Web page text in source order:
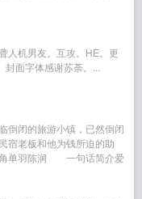
人机男友。互攻。HE。更
封面字体感谢苏荼。...
的旅游小镇，已然倒闭
老板和他为钱所迫的助
羽陈涧 一句话简介爱